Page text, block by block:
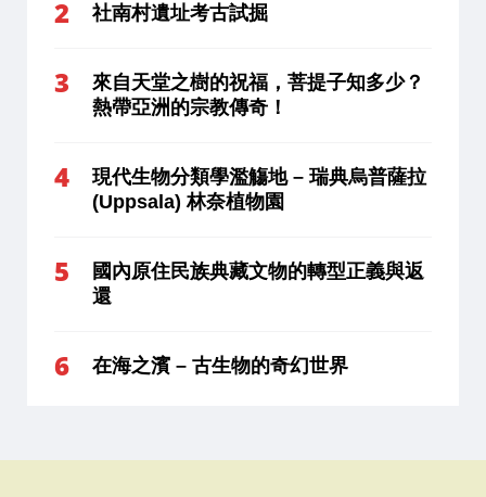
社南村遺址考古試掘
來自天堂之樹的祝福，菩提子知多少？
熱帶亞洲的宗教傳奇！
現代生物分類學濫觴地 – 瑞典烏普薩拉
(Uppsala) 林奈植物園
國內原住民族典藏文物的轉型正義與返
還
在海之濱 – 古生物的奇幻世界